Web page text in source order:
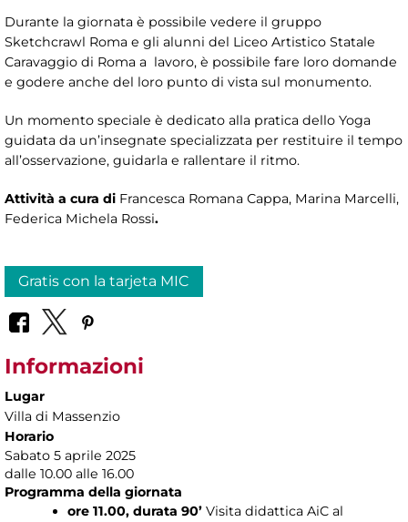
Durante la giornata è possibile vedere il gruppo
Sketchcrawl Roma e gli alunni del Liceo Artistico Statale
Caravaggio di Roma a lavoro, è possibile fare loro domande
e godere anche del loro punto di vista sul monumento.
Un momento speciale è dedicato alla pratica dello Yoga
guidata da un’insegnate specializzata per restituire il tempo
all’osservazione, guidarla e rallentare il ritmo.
Attività a cura di Francesca Romana Cappa, Marina Marcelli,
Federica Michela Rossi.
Gratis con la tarjeta MIC
Informazioni
Lugar
Villa di Massenzio
Horario
Sabato 5 aprile 2025
dalle 10.00 alle 16.00
Programma della giornata
ore 11.00, durata 90’ Visita didattica AiC al